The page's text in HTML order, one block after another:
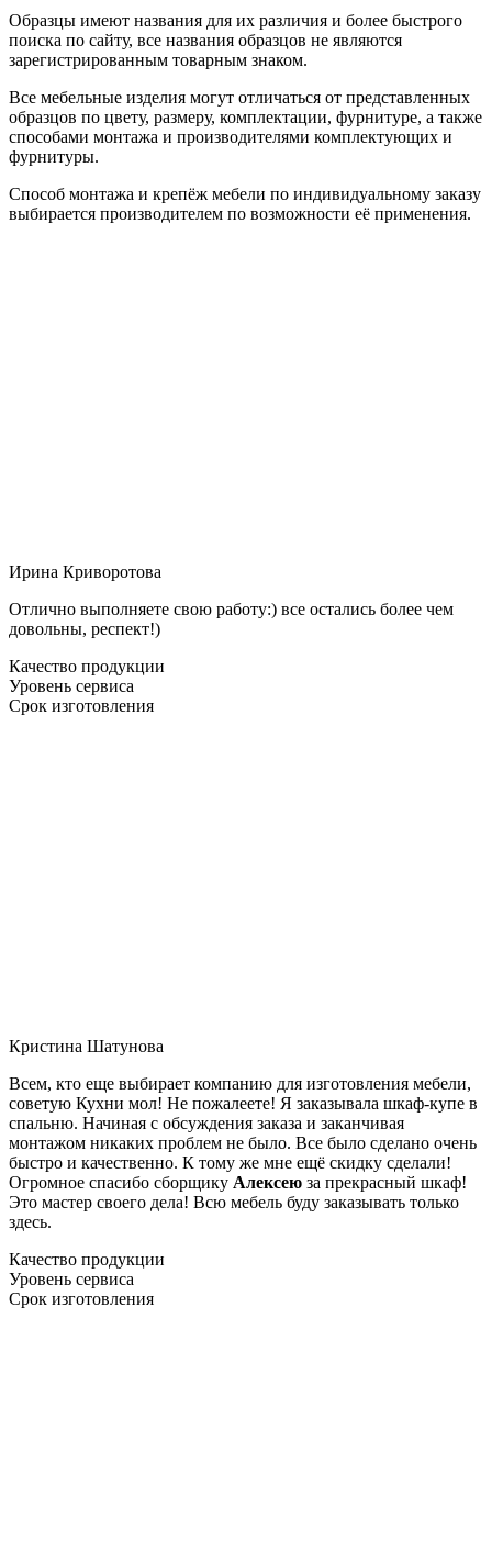
Образцы имеют названия для их различия и более быстрого
поиска по сайту, все названия образцов не являются
зарегистрированным товарным знаком.
Все мебельные изделия могут отличаться от представленных
образцов по цвету, размеру, комплектации, фурнитуре, а также
способами монтажа и производителями комплектующих и
фурнитуры.
Способ монтажа и крепёж мебели по индивидуальному заказу
выбирается производителем по возможности её применения.
Ирина Криворотова
Отлично выполняете свою работу:) все остались более чем
довольны, респект!)
Качество продукции
Уровень сервиса
Срок изготовления
Кристина Шатунова
Всем, кто еще выбирает компанию для изготовления мебели,
советую Кухни мол! Не пожалеете! Я заказывала шкаф-купе в
спальню. Начиная с обсуждения заказа и заканчивая
монтажом никаких проблем не было. Все было сделано очень
быстро и качественно. К тому же мне ещё скидку сделали!
Огромное спасибо сборщику Алексею за прекрасный шкаф!
Это мастер своего дела! Всю мебель буду заказывать только
здесь.
Качество продукции
Уровень сервиса
Срок изготовления